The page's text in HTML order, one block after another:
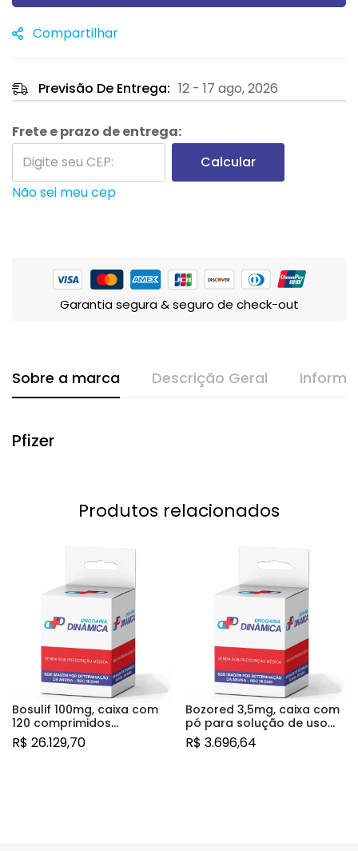
Compartilhar
Previsão De Entrega: 12 - 17 ago, 2026
Frete e prazo de entrega:
Calcular
Não sei meu cep
Garantia segura & seguro de check-out
Sobre a marca Descrição Geral
Pfizer
Produtos relacionados
Bosulif 100mg, caixa com
120 comprimidos
revestidos
R$ 26.129,70
Bozored 3,5mg, caixa com
pó para solução de uso
intravenoso
R$ 3.696,64